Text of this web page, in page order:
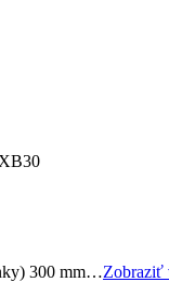
300 mm…Zobraziť